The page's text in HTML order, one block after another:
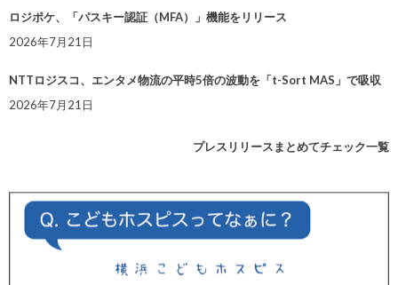
ロジポケ、「パスキー認証（MFA）」機能をリリース
2026年7月21日
NTTロジスコ、エンタメ物流の平時5倍の波動を「t-Sort MAS」で吸収
2026年7月21日
プレスリリースまとめてチェック一覧